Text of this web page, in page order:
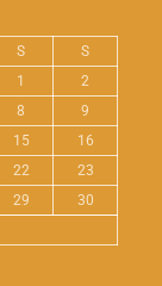
S
S
1
2
8
9
15
16
22
23
29
30